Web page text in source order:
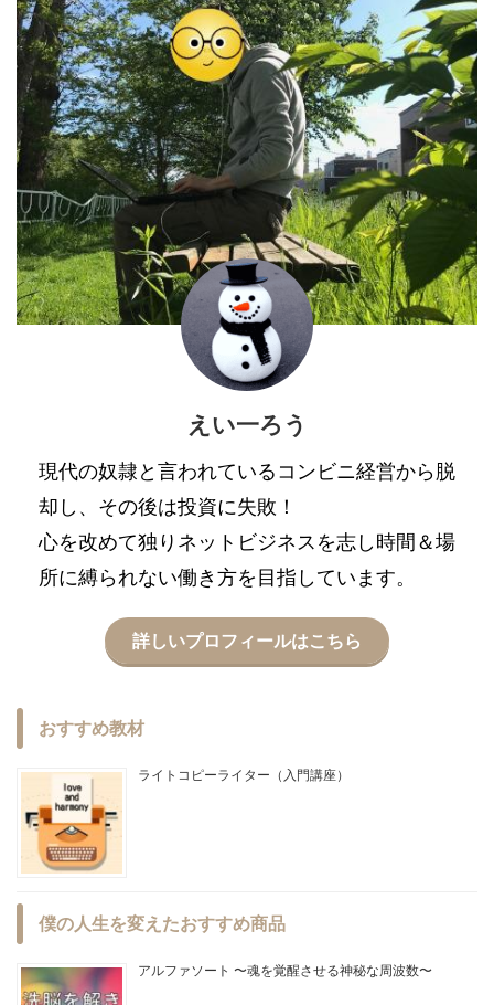
えい一ろう
現代の奴隷と言われているコンビニ経営から脱
却し、その後は投資に失敗！
心を改めて独りネットビジネスを志し時間＆場
所に縛られない働き方を目指しています。
詳しいプロフィールはこちら
おすすめ教材
ライトコピーライター（入門講座）
僕の人生を変えたおすすめ商品
アルファソート 〜魂を覚醒させる神秘な周波数〜